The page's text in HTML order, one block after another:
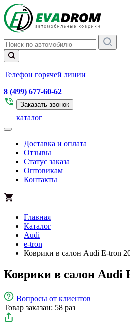
Телефон горячей линии
8 (499) 677-60-62
Заказать звонок
каталог
Доставка и оплата
Отзывы
Статус заказа
Оптовикам
Контакты
Главная
Каталог
Audi
e-tron
Коврики в салон Audi E-tron
Коврики в салон Audi
Вопросы от клиентов
Товар заказан: 58 раз